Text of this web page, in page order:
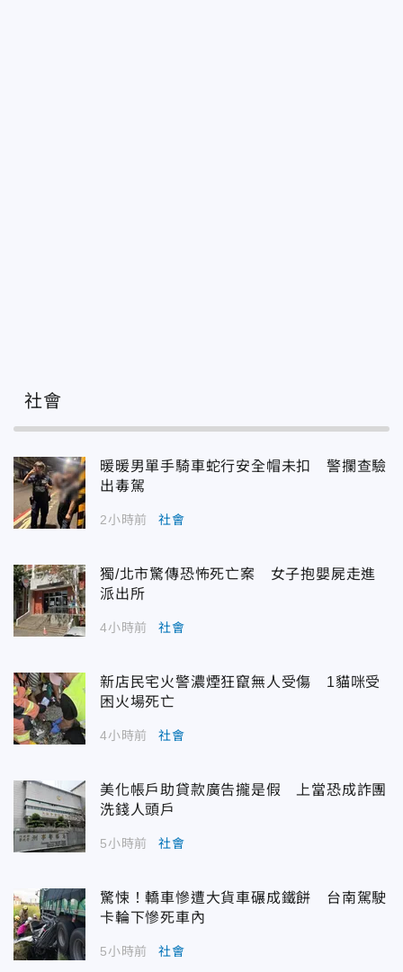
社會
暖暖男單手騎車蛇行安全帽未扣 警攔查驗
出毒駕
2小時前 社會
獨/北市驚傳恐怖死亡案 女子抱嬰屍走進
派出所
4小時前 社會
新店民宅火警濃煙狂竄無人受傷 1貓咪受
困火場死亡
4小時前 社會
美化帳戶助貸款廣告攏是假 上當恐成詐團
洗錢人頭戶
5小時前 社會
驚悚！轎車慘遭大貨車碾成鐵餅 台南駕駛
卡輪下慘死車內
5小時前 社會